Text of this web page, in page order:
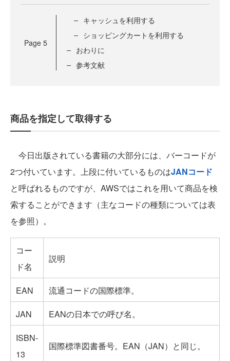
Page 5
キャッシュを利用する
ショッピングカートを利用する
おわりに
参考文献
商品を指定して取得する
今日出版されている書籍の大部分には、バーコードが
2つ付いています。上段に付いているものはJANコード
と呼ばれるものですが、AWSではこれを用いて商品を検
索することができます（主なコードの種類については表
を参照）。
コー
ド名
説明
EAN
流通コードの国際標準。
JAN
EANの日本での呼び名。
ISBN-
13
国際標準図書番号。EAN（JAN）と同じ。